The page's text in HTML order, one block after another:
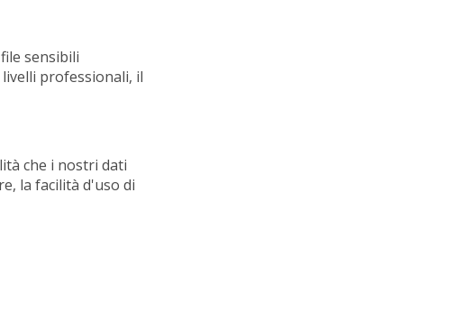
sensibili
professionali, il
che i nostri dati
la facilità d'uso di